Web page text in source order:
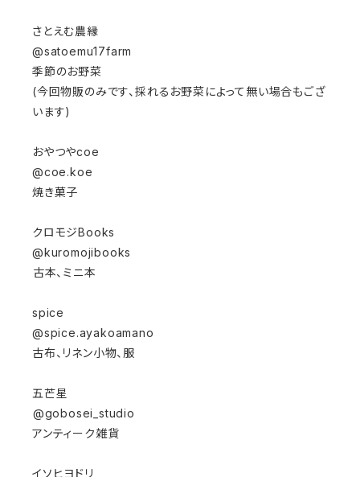
さとえむ農縁⁡
@satoemu17farm⁡
季節のお野菜⁡
(今回物販のみです、採れるお野菜によって無い場合もござ
います)⁡
おやつやcoe⁡⁡
@coe.koe⁡⁡
焼き菓子⁡
クロモジBooks⁡⁡
@kuromojibooks⁡⁡
⁡古本、ミニ本⁡
spice⁡⁡
@spice.ayakoamano ⁡
古布、リネン小物、服⁡
五芒星⁡⁡
⁡@gobosei_studio⁡
アンティーク雑貨⁡
イソヒヨドリ⁡